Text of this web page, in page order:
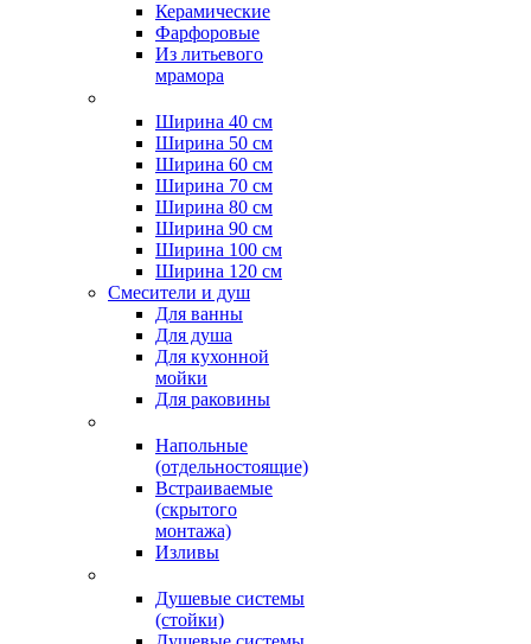
Керамические
Фарфоровые
Из литьевого
мрамора
Ширина 40 см
Ширина 50 см
Ширина 60 см
Ширина 70 см
Ширина 80 см
Ширина 90 см
Ширина 100 см
Ширина 120 см
Смесители и душ
Для ванны
Для душа
Для кухонной
мойки
Для раковины
Напольные
(отдельностоящие)
Встраиваемые
(скрытого
монтажа)
Изливы
Душевые системы
(стойки)